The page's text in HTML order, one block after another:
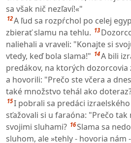
sa však nič nezľaví!«"
12A ľud sa rozpŕchol po celej
zbierať slamu na tehlu. 13
naliehali a vraveli: "Konajte si
vtedy, keď bola slama!" 14A bili
predákov, na ktorých dozorcovia
a hovorili: "Prečo ste včera a
také množstvo tehál ako
15I pobrali sa predáci
sťažovali si u faraóna: "Prečo tak
svojimi sluhami? 16Slama sa
sluhom, ale »tehly - hovoria nám